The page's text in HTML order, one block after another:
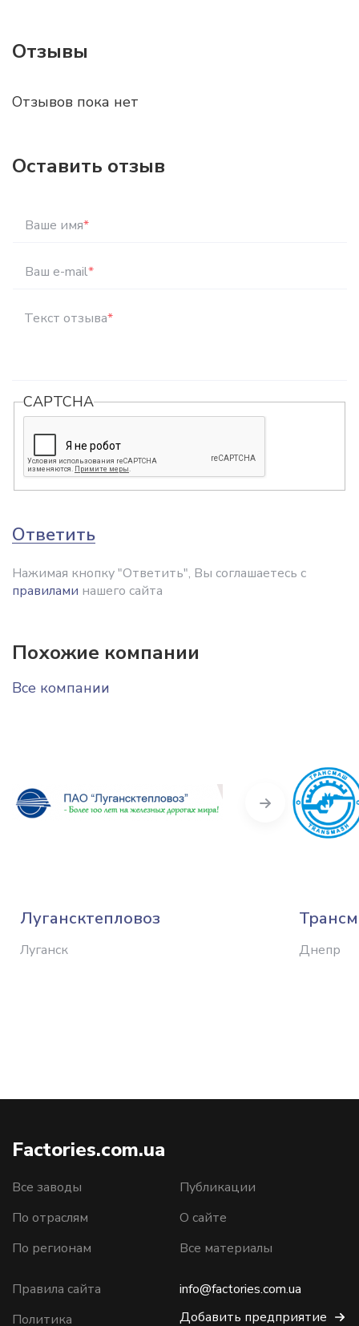
Отзывы
Отзывов пока нет
Оставить отзыв
Ваше имя*
Ваш e-mail*
Текст отзыва*
CAPTCHA
Ответить
Нажимая кнопку "Ответить", Вы соглашаетесь с
правилами нашего сайта
Похожие компании
Все компании
Лугансктепловоз
Луганск Днепр
Next
Factories.com.ua
Все заводы
По отраслям
По регионам
Публикации
О сайте
Все материалы
Правила сайта
Политика
info@factories.com.ua
Добавить предприятие